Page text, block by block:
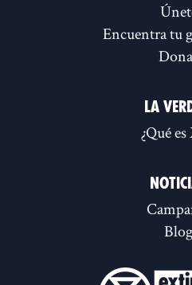
Encuentra tu
La
¿Qué
Blog